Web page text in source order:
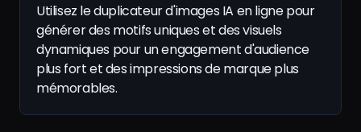
Utilisez le duplicateur d'images IA en ligne pour
générer des motifs uniques et des visuels
dynamiques pour un engagement d'audience
plus fort et des impressions de marque plus
mémorables.